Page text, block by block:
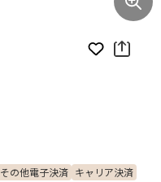
お気に入り
その他電子決済 キャリア決済